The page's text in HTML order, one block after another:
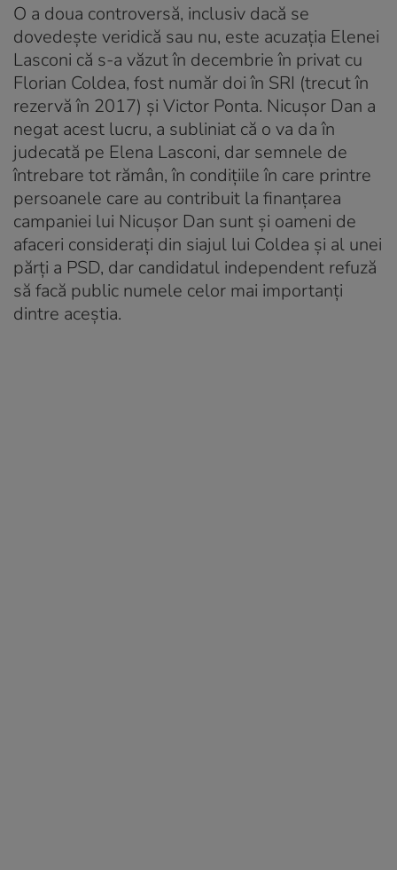
O a doua controversă, inclusiv dacă se
dovedește veridică sau nu, este acuzația Elenei
Lasconi că s-a văzut în decembrie în privat cu
Florian Coldea, fost număr doi în SRI (trecut în
rezervă în 2017) și Victor Ponta. Nicușor Dan a
negat acest lucru, a subliniat că o va da în
judecată pe Elena Lasconi, dar semnele de
întrebare tot rămân, în condițiile în care printre
persoanele care au contribuit la finanțarea
campaniei lui Nicușor Dan sunt și oameni de
afaceri considerați din siajul lui Coldea și al unei
părți a PSD, dar candidatul independent refuză
să facă public numele celor mai importanți
dintre aceștia.